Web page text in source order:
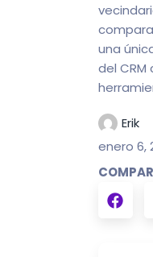
una
del
Erik
enero 6,